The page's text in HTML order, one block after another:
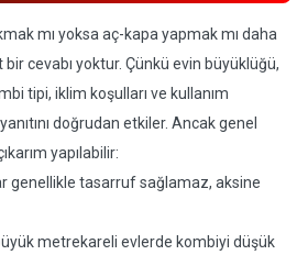
mı yoksa aç-kapa yapmak mı daha
cevabı yoktur. Çünkü evin büyüklüğü,
tipi, iklim koşulları ve kullanım
doğrudan etkiler. Ancak genel
yapılabilir:
genellikle tasarruf sağlamaz, aksine
metrekareli evlerde kombiyi düşük